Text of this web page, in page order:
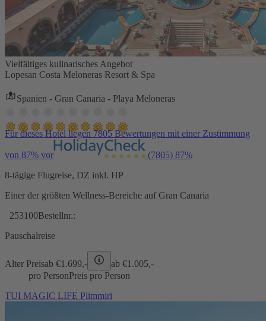
Vielfältiges kulinarisches Angebot
Lopesan Costa Meloneras Resort & Spa
Spanien - Gran Canaria - Playa Meloneras
Für dieses Hotel liegen 7805 Bewertungen mit einer Zustimmung
von 87% vor (7805) 87%
8-tägige Flugreise, DZ inkl. HP
Einer der größten Wellness-Bereiche auf Gran Canaria
253100Bestellnr.:
Pauschalreise
Alter Preisab €1.699,- ab €1.005,-
pro PersonPreis pro Person
TUI MAGIC LIFE Plimmiri